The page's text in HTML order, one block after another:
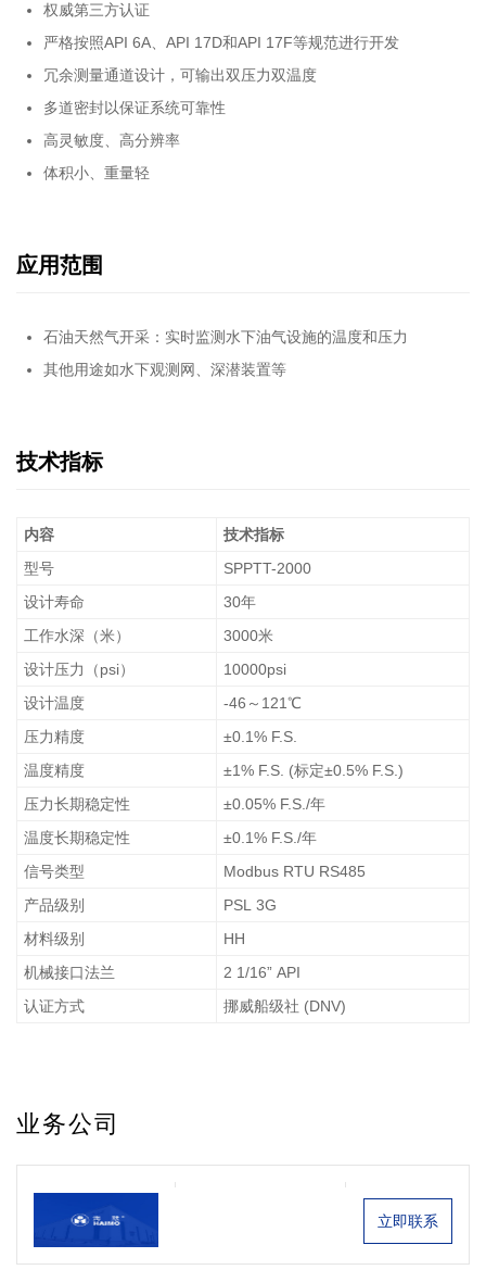
权威第三方认证
严格按照API 6A、API 17D和API 17F等规范进行开发
冗余测量通道设计，可输出双压力双温度
多道密封以保证系统可靠性
高灵敏度、高分辨率
体积小、重量轻
应用范围
石油天然气开采：实时监测水下油气设施的温度和压力
其他用途如水下观测网、深潜装置等
技术指标
内容
技术指标
型号
SPPTT-2000
设计寿命
30年
工作水深（米）
3000米
设计压力（psi）
10000psi
设计温度
-46～121℃
压力精度
±0.1% F.S.
温度精度
±1% F.S. (标定±0.5% F.S.)
压力长期稳定性
±0.05% F.S./年
温度长期稳定性
±0.1% F.S./年
信号类型
Modbus RTU RS485
产品级别
PSL 3G
材料级别
HH
机械接口法兰
2 1/16” API
认证方式
挪威船级社 (DNV)
业务公司
立即联系